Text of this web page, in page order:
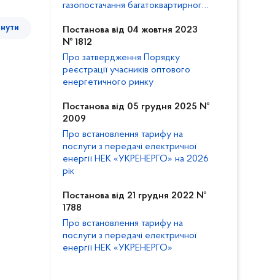
газопостачання багатоквартирного
Кодексу газорозподільних систем
Постанова від 04 жовтня 2023
№ 1812
Про затвердження Порядку
реєстрації учасників оптового
енергетичного ринку
Постанова від 05 грудня 2025 №
2009
Про встановлення тарифу на
послуги з передачі електричної
енергії НЕК «УКРЕНЕРГО» на 2026
рік
Постанова від 21 грудня 2022 №
1788
Про встановлення тарифу на
послуги з передачі електричної
енергії НЕК «УКРЕНЕРГО»